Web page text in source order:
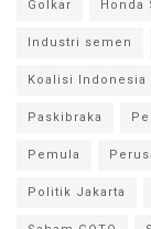
Golkar Honda
Industri semen
Koalisi Indonesia
Paskibraka
Pemula
Politik Jakarta